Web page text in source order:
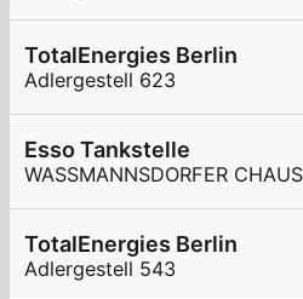
TotalEnergies Berlin
Adlergestell 623
Esso Tankstelle
WASSMANNSDORFER
TotalEnergies Berlin
Adlergestell 543